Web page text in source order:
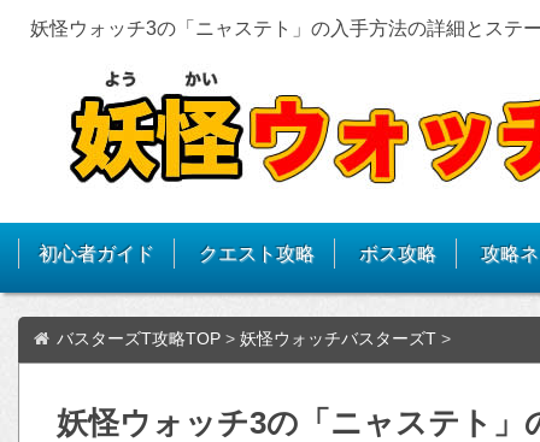
妖怪ウォッチ3の「ニャステト」の入手方法の詳細とステ
初心者ガイド クエスト攻略 ボス攻略 攻略
バスターズT攻略TOP > 妖怪ウォッチバスターズT >
妖怪ウォッチ3の「ニャステト」